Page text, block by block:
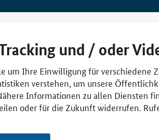
und / oder
um Ihre Einwilligung für
verstehen, um unsere
Informationen zu allen Diensten
oder für die Zukunft widerrufen.